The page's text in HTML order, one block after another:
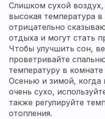
Слишком сухой воздух,
высокая температура
отрицательно
отдыха и могут стать
Чтобы улучшить сон,
проветривайте
температуру в комнате
Осенью и зимой, когда
очень сухо,
также регулируйте
отопления.